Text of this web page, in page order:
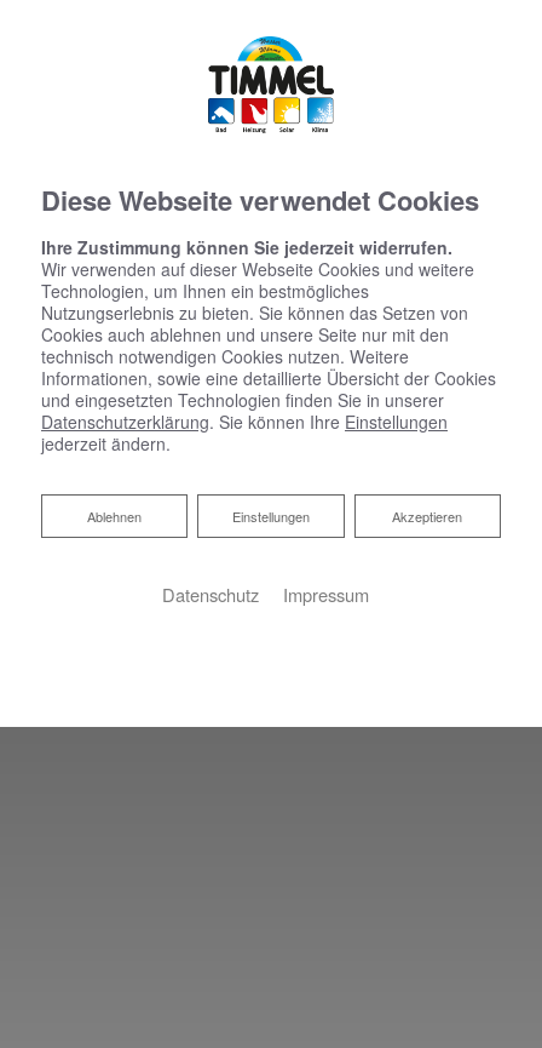
Diese Webseite verwendet Cookies
Ihre Zustimmung können Sie jederzeit widerrufen.
Wir verwenden auf dieser Webseite Cookies und weitere
Technologien, um Ihnen ein bestmögliches
Nutzungserlebnis zu bieten. Sie können das Setzen von
Cookies auch ablehnen und unsere Seite nur mit den
technisch notwendigen Cookies nutzen. Weitere
Informationen, sowie eine detaillierte Übersicht der Cookies
und eingesetzten Technologien finden Sie in unserer
Datenschutzerklärung. Sie können Ihre Einstellungen
jederzeit ändern.
Akzeptieren
Einstellungen
Ablehnen
Ablehnen
Datenschutz Impressum